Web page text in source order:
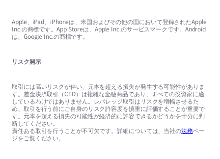
Apple、iPad、iPhoneは、米国およびその他の国において登録されたApple
Inc.の商標です。App Storeは、Apple Inc.のサービスマークです。Android
は、Google Inc.の商標です。
リスク開示
取引には高いリスクが伴い、元本を超える損失が発生する可能性がありま
す。差金決済取引（CFD）は複雑な金融商品であり、すべての投資家に適
しているわけではありません。レバレッジ取引はリスクを増幅させるた
め、取引を行う前にご自身のリスク許容度を慎重に評価することが重要で
す。元本を超える損失の可能性が経済的に許容できるかどうかを十分に判
断してください。
責任ある取引を行うことが不可欠です。詳細については、当社の法務ペー
ジをご覧ください。